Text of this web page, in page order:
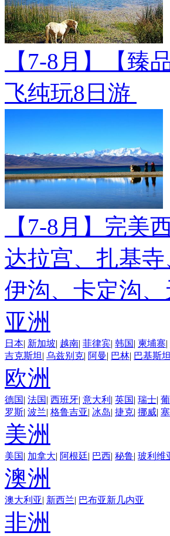
【7-8月】【臻
飞纯玩8日游
【7-8月】完美
达拉宫、扎基
伊沟、卡定沟
亚洲
日本| 新加坡| 越南| 菲律宾| 韩国| 柬埔寨|
吉克斯坦 | 乌兹别克| 阿曼| 巴林| 巴基斯坦
欧洲
德国| 法国| 西班牙| 意大利 | 英国| 瑞士|
罗斯| 波兰| 格鲁吉亚| 冰岛| 捷克| 挪威|
美洲
美国| 加拿大| 阿根廷| 巴西| 秘鲁| 玻利维
澳洲
澳大利亚| 新西兰| 巴布亚新几内亚
非洲